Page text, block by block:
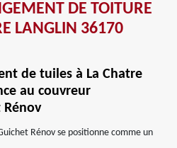
DE TOITURE
LANGLIN 36170
de tuiles à La Chatre
au couvreur
Rénov se positionne comme un